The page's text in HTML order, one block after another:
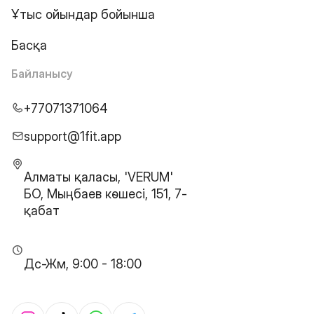
Ұтыс ойындар бойынша
Басқа
Байланысу
+77071371064
support@1fit.app
Алматы қаласы, 'VERUM'
БО, Мыңбаев көшесі, 151, 7-
қабат
Дс-Жм, 9:00 - 18:00